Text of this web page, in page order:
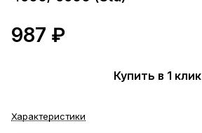
987 ₽
Купить в 1 клик
Характеристики